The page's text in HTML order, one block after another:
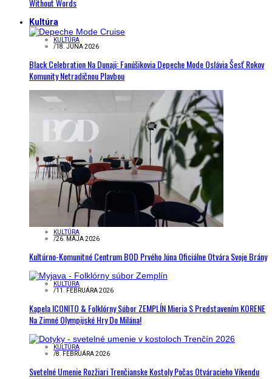
Without Words
Kultúra
KULTÚRA
/18. JÚNA 2026
Black Celebration Na Dunaji: Fanúšikovia Depeche Mode Oslávia Šesť Rokov
Komunity Netradičnou Plavbou
KULTÚRA
/26. MÁJA 2026
Kultúrno-Komunitné Centrum BOD Prvého Júna Oficiálne Otvára Svoje Brány
KULTÚRA
/11. FEBRUÁRA 2026
Kapela ICONITO & Folklórny Súbor ZEMPLÍN Mieria S Predstavením KORENE
Na Zimné Olympijské Hry Do Milána!
KULTÚRA
/8. FEBRUÁRA 2026
Svetelné Umenie Rozžiari Trenčianske Kostoly Počas Otváracieho Víkendu